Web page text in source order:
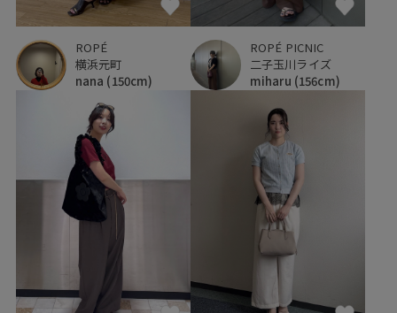
ROPÉ
横浜元町
nana (150cm)
ROPÉ PICNIC
二子玉川ライズ
miharu (156cm)